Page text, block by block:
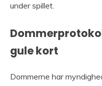
under spillet.
gule kort
Dommerne har